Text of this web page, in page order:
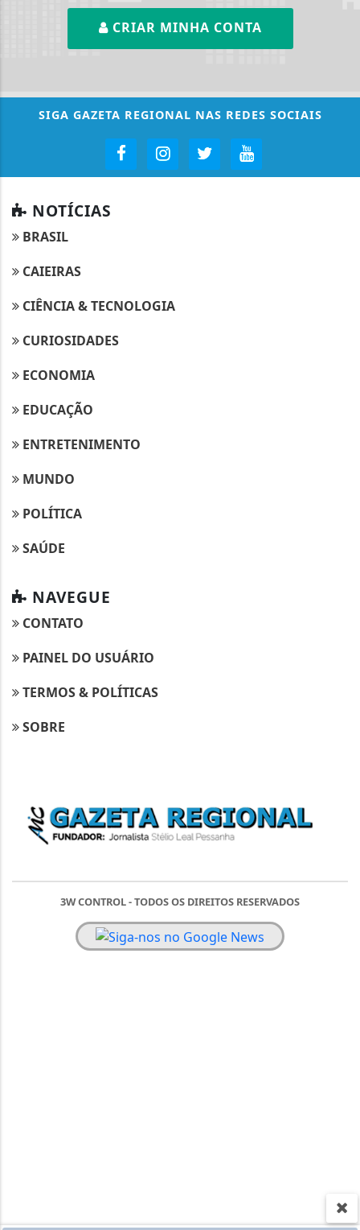
CRIAR MINHA CONTA
SIGA GAZETA REGIONAL NAS REDES SOCIAIS
NOTÍCIAS
BRASIL
CAIEIRAS
CIÊNCIA & TECNOLOGIA
CURIOSIDADES
ECONOMIA
EDUCAÇÃO
ENTRETENIMENTO
MUNDO
POLÍTICA
SAÚDE
NAVEGUE
CONTATO
PAINEL DO USUÁRIO
TERMOS & POLÍTICAS
SOBRE
3W CONTROL - TODOS OS DIREITOS RESERVADOS
SAIBA MAIS,CLICANDO AQUI